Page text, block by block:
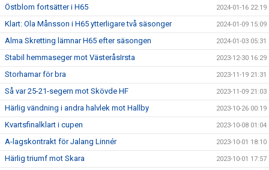
Östblom fortsätter i H65 2024-01-16 22:19
Klart: Ola Månsson i H65 ytterligare två säsonger 2024-01-09 15:09
Alma Skretting lämnar H65 efter säsongen 2024-01-03 05:31
Stabil hemmaseger mot VästeråsIrsta 2023-12-30 16:29
Storhamar för bra 2023-11-19 21:31
Så var 25-21-segern mot Skövde HF 2023-11-09 21:03
Härlig vändning i andra halvlek mot Hallby 2023-10-26 00:19
Kvartsfinalklart i cupen 2023-10-08 01:04
A-lagskontrakt för Jalang Linnér 2023-10-01 18:10
Härlig triumf mot Skara 2023-10-01 17:57